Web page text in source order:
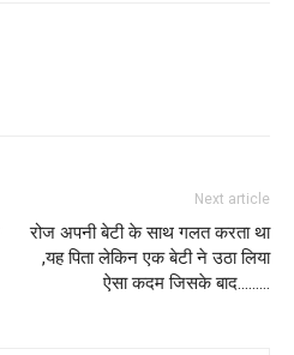
Next article
रोज अपनी बेटी के साथ गलत करता था
,यह पिता लेकिन एक बेटी ने उठा लिया
ऐसा कदम जिसके बाद………